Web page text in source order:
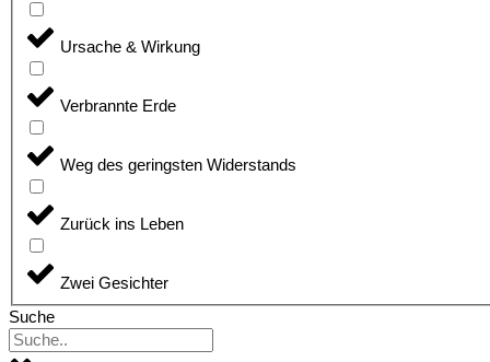
Ursache & Wirkung
Verbrannte Erde
Weg des geringsten Widerstands
Zurück ins Leben
Zwei Gesichter
Suche